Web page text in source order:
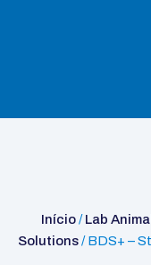
Início/Lab
Solutions/ BDS+ –